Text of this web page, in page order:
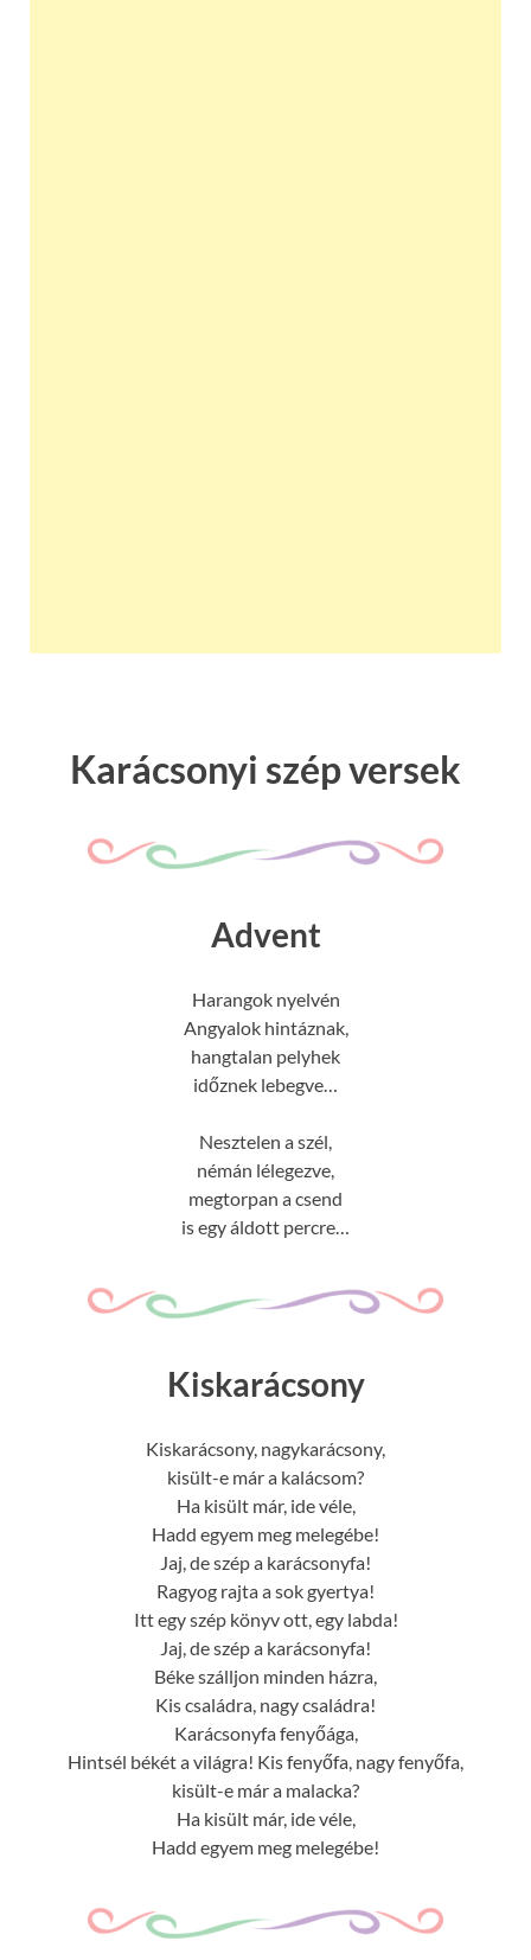
Karácsonyi szép versek
Advent
Harangok nyelvén
Angyalok hintáznak,
hangtalan pelyhek
időznek lebegve…
Nesztelen a szél,
némán lélegezve,
megtorpan a csend
is egy áldott percre…
Kiskarácsony
Kiskarácsony, nagykarácsony,
kisült-e már a kalácsom?
Ha kisült már, ide véle,
Hadd egyem meg melegébe!
Jaj, de szép a karácsonyfa!
Ragyog rajta a sok gyertya!
Itt egy szép könyv ott, egy labda!
Jaj, de szép a karácsonyfa!
Béke szálljon minden házra,
Kis családra, nagy családra!
Karácsonyfa fenyőága,
Hintsél békét a világra! Kis fenyőfa, nagy fenyőfa,
kisült-e már a malacka?
Ha kisült már, ide véle,
Hadd egyem meg melegébe!